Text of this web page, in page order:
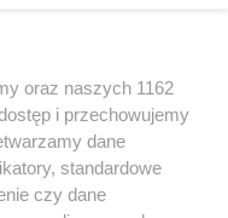
koncert z okazji
20. urodzin portalu
wSzczecinie.pl
konkursów
śniadaniówka "Hej
oraz naszych 1162
i przechowujemy
dane
standardowe
czy dane